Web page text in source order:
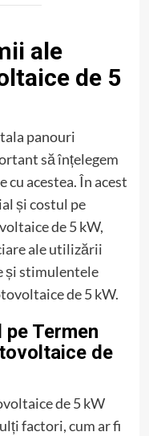
ale
de 5
panouri
să înțelegem
acestea. În acest
și costul pe
de 5 kW,
ale utilizării
și stimulentele
de 5 kW.
Termen
de
de 5 kW
factori, cum ar fi